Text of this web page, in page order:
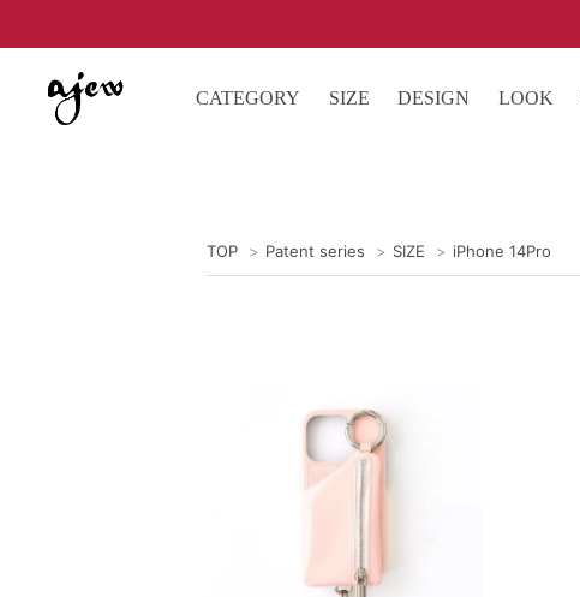
CATEGORY
SIZE DESIGN LOOK
TOP > Patent series > SIZE > iPhone 14Pro